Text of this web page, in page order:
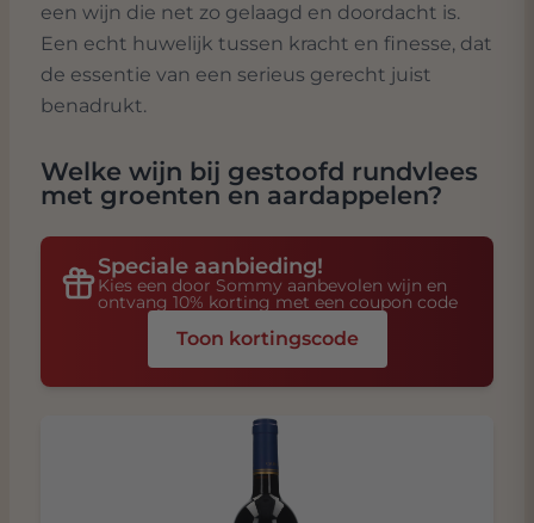
een wijn die net zo gelaagd en doordacht is.
Een echt huwelijk tussen kracht en finesse, dat
de essentie van een serieus gerecht juist
benadrukt.
Welke wijn bij gestoofd rundvlees
met groenten en aardappelen?
Speciale aanbieding!
Kies een door Sommy aanbevolen wijn en
ontvang 10% korting met een coupon code
Toon kortingscode